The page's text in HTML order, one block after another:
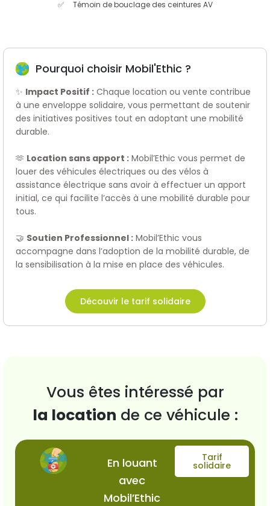
Témoin de bouclage des ceintures AV
Pourquoi choisir Mobil'Ethic ?
✨ Impact Positif : Chaque location ou vente contribue
à une enveloppe solidaire, vous permettant de soutenir
des initiatives positives tout en adoptant une mobilité
durable.
🫶 Location sans apport : Mobil’Ethic vous permet de
louer des véhicules électriques ou des vélos à
assistance électrique sans avoir à effectuer un apport
initial, ce qui facilite l’accès à une mobilité durable pour
tous.
🤝 Soutien Professionnel : Mobil’Ethic vous
accompagne dans l’adoption de la mobilité durable, de
la sensibilisation à la mise en place des véhicules.
Découvir le tarif solidaire
Vous êtes intéressé par
la location de ce véhicule :
En louant
avec
Mobil’Ethic
Tarif
solidaire